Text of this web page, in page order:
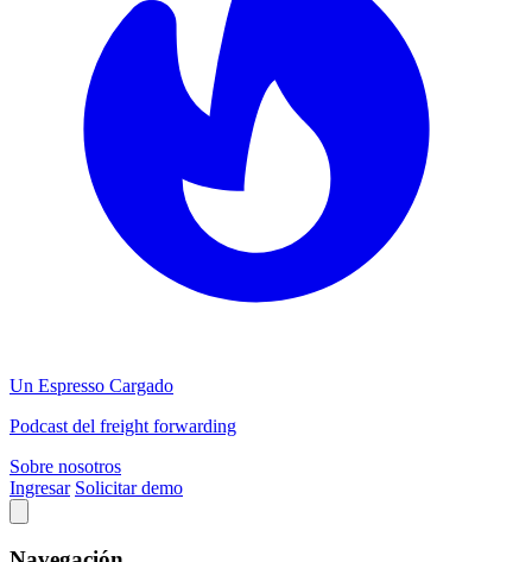
Un Espresso Cargado
Podcast del freight forwarding
Sobre nosotros
Ingresar Solicitar demo